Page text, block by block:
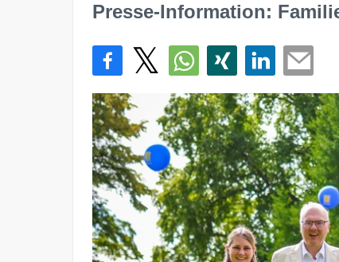
Presse-Information: